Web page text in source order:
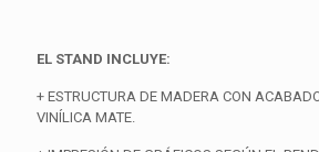
EL STAND INCLUYE:
+ ESTRUCTURA DE MADERA CON
VINÍLICA MATE.